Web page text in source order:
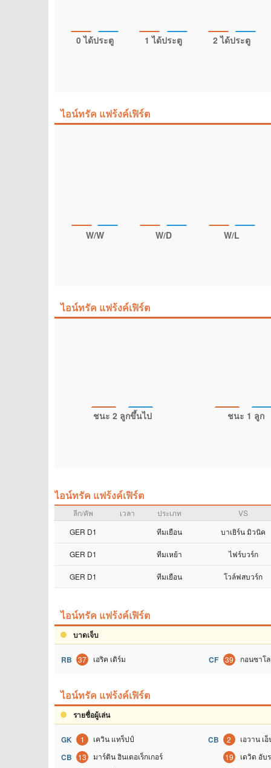
0 ได้ประตู 1 ได้ประตู 2 ได้ประตู
ไอน์ทรัค แฟร้งค์เฟิร์ต
W/W W/D W/L
ไอน์ทรัค แฟร้งค์เฟิร์ต
ชนะ 2 ลูกขึ้นไป ชนะ 1 ลูก
ไอน์ทรัค แฟร้งค์เฟิร์ต
ลีก/คัพ เวลา ประเภท
VS
GER D1
ทีมเยือน บาเยิร์น มิวนิค
GER D1 ทีมเหย้า ไฟร์บวร์ก
GER D1 ทีมเยือน โวล์ฟสบวร์ก
ไอน์ทรัค แฟร้งค์เฟิร์ต
บาดเจ็บ
RB 37 เอริค เดิร์ม CF 39 กอนซาโ
ไอน์ทรัค แฟร้งค์เฟิร์ต
รายชื่อผู้เล่น
GK 1 เควิน แทร็ปป์ CB 2 เอวาน เ
CB 13 มาร์ติน ฮินเตอเร็กเกอร์ 19 เดวิด อับ